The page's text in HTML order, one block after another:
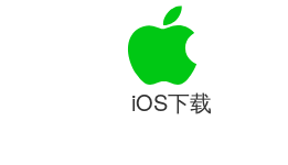
iOS下载